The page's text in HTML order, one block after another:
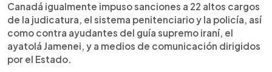
Canadá igualmente impuso sanciones a 22 altos cargos
de la judicatura, el sistema penitenciario y la policía, así
como contra ayudantes del guía supremo iraní, el
ayatolá Jamenei, y a medios de comunicación dirigidos
por el Estado.